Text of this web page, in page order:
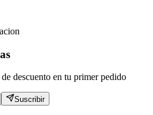
descuento en tu primer pedido
Suscribir